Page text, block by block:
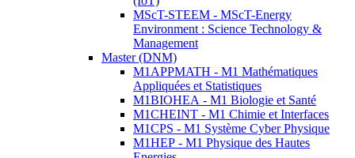
MScT-STEEM - MScT-Energy
Environment : Science Technology &
Management
Master (DNM)
M1APPMATH - M1 Mathématiques
Appliquées et Statistiques
M1BIOHEA - M1 Biologie et Santé
M1CHEINT - M1 Chimie et Interfaces
M1CPS - M1 Système Cyber Physique
M1HEP - M1 Physique des Hautes